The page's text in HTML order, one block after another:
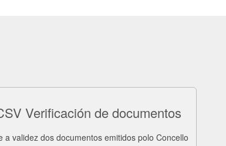
Verificación de documentos
a validez dos documentos emitidos polo Concello